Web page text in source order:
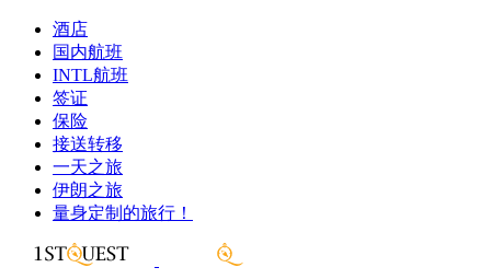
酒店
国内航班
INTL航班
签证
保险
接送转移
一天之旅
伊朗之旅
量身定制的旅行！